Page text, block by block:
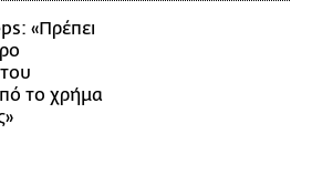
«Πρέπει
το χρήμα